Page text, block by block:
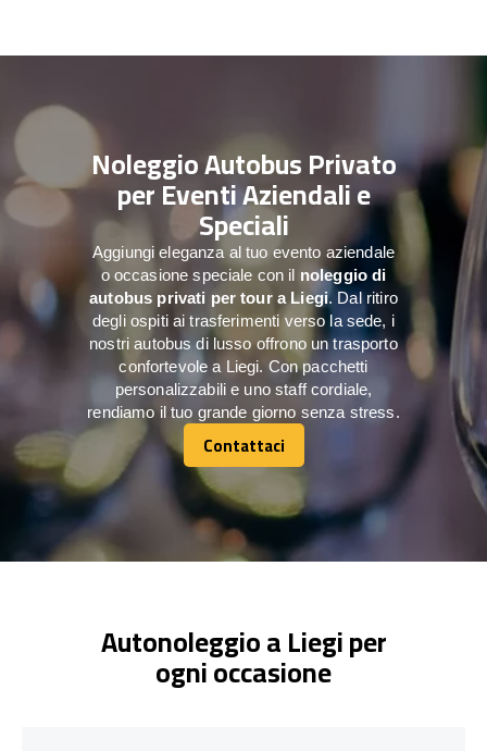
Noleggio Autobus Privato
per Eventi Aziendali e
Speciali
Aggiungi eleganza al tuo evento aziendale
o occasione speciale con il noleggio di
autobus privati per tour a Liegi. Dal ritiro
degli ospiti ai trasferimenti verso la sede, i
nostri autobus di lusso offrono un trasporto
confortevole a Liegi. Con pacchetti
personalizzabili e uno staff cordiale,
rendiamo il tuo grande giorno senza stress.
Contattaci
Contattaci
Autonoleggio a Liegi per
ogni occasione